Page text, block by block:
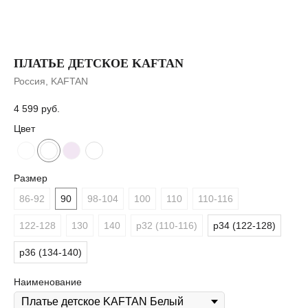
ПЛАТЬЕ ДЕТСКОЕ KAFTAN
Россия, KAFTAN
4 599 руб.
Цвет
Размер
86-92
90 98-104 100 110 110-116
122-128 130 140 р32 (110-116) р34 (122-128)
р36 (134-140)
Наименование